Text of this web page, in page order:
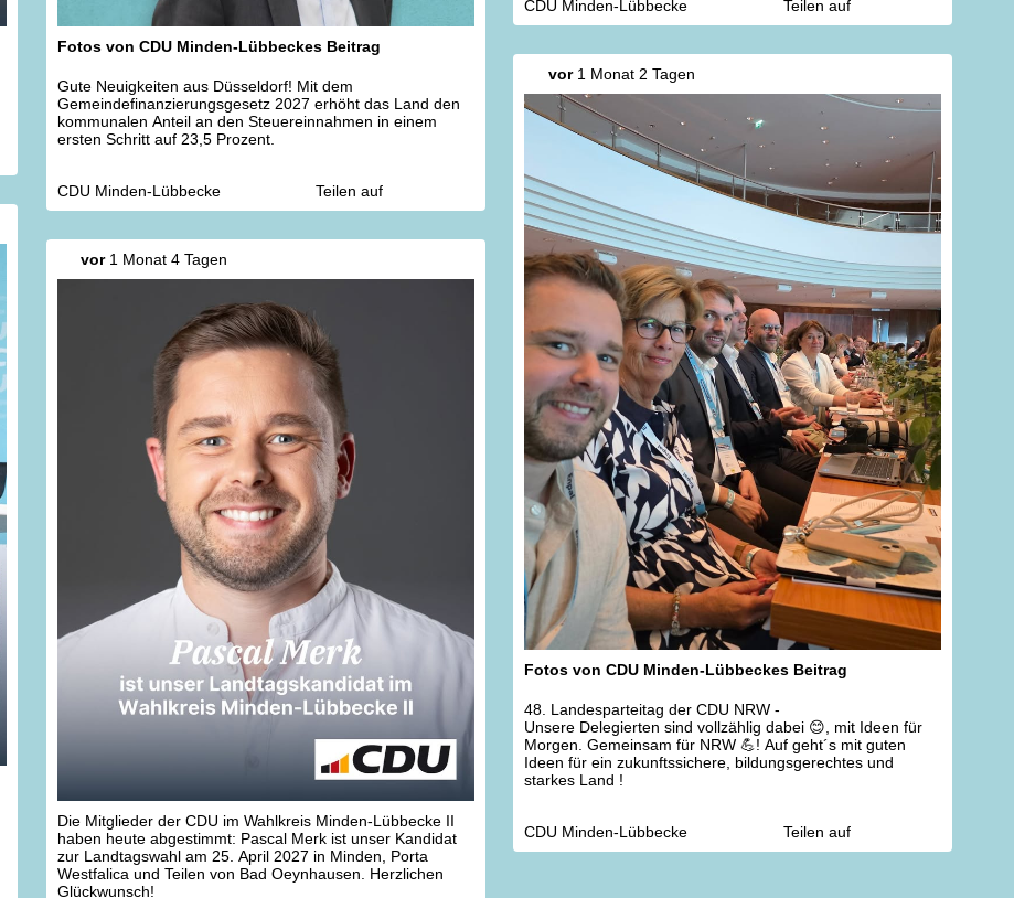
Fotos von CDU Minden-Lübbeckes Beitrag
Gute Neuigkeiten aus Düsseldorf! Mit dem
Gemeindefinanzierungsgesetz 2027 erhöht das Land den
kommunalen Anteil an den Steuereinnahmen in einem
ersten Schritt auf 23,5 Prozent.
CDU Minden-Lübbecke Teilen auf
CDU Minden-Lübbecke Teilen auf
vor1 Monat 2 Tagen
Fotos von CDU Minden-Lübbeckes Beitrag
48. Landesparteitag der CDU NRW -
Unsere Delegierten sind vollzählig dabei 😊, mit Ideen für
Morgen. Gemeinsam für NRW 💪! Auf geht´s mit guten
Ideen für ein zukunftssichere, bildungsgerechtes und
starkes Land !
CDU Minden-Lübbecke Teilen auf
vor1 Monat 4 Tagen
Die Mitglieder der CDU im Wahlkreis Minden-Lübbecke II
haben heute abgestimmt: Pascal Merk ist unser Kandidat
zur Landtagswahl am 25. April 2027 in Minden, Porta
Westfalica und Teilen von Bad Oeynhausen. Herzlichen
Glückwunsch!